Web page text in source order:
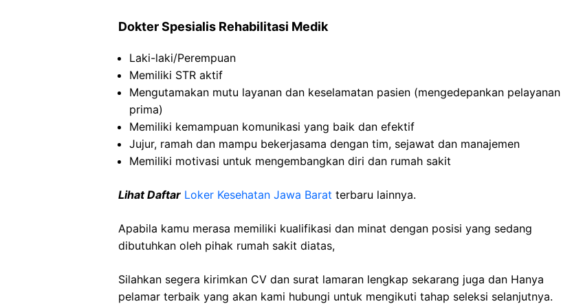
Dokter Spesialis Rehabilitasi Medik
Laki-laki/Perempuan
Memiliki STR aktif
Mengutamakan mutu layanan dan keselamatan pasien (mengedepankan pelayanan
prima)
Memiliki kemampuan komunikasi yang baik dan efektif
Jujur, ramah dan mampu bekerjasama dengan tim, sejawat dan manajemen
Memiliki motivasi untuk mengembangkan diri dan rumah sakit
Lihat Daftar Loker Kesehatan Jawa Barat terbaru lainnya.
Apabila kamu merasa memiliki kualifikasi dan minat dengan posisi yang sedang
dibutuhkan oleh pihak rumah sakit diatas,
Silahkan segera kirimkan CV dan surat lamaran lengkap sekarang juga dan Hanya
pelamar terbaik yang akan kami hubungi untuk mengikuti tahap seleksi selanjutnya.